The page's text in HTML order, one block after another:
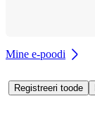
Mine e-poodi
Registreeri toode